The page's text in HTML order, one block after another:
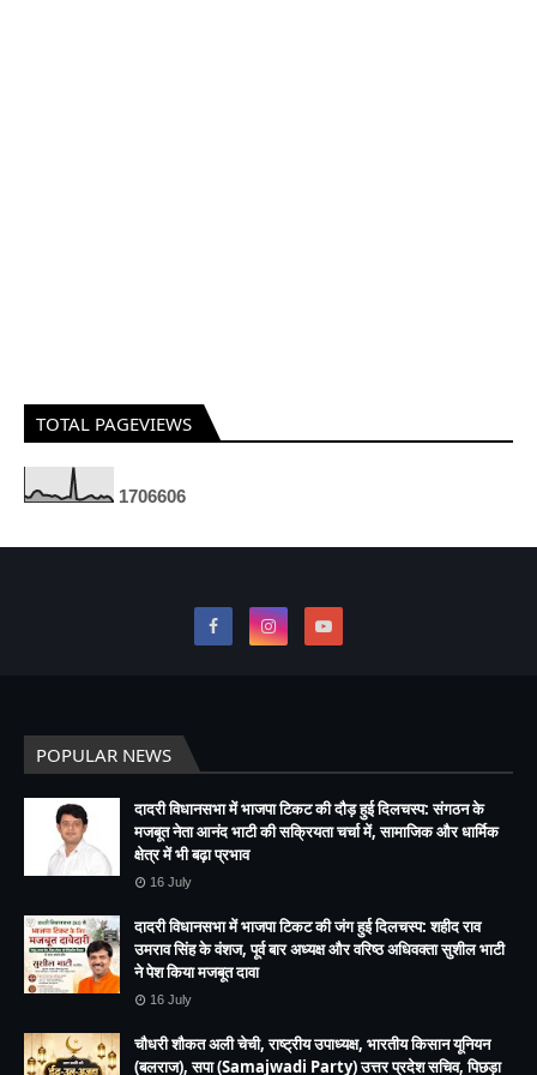
TOTAL PAGEVIEWS
1706606
POPULAR NEWS
दादरी विधानसभा में भाजपा टिकट की दौड़ हुई दिलचस्प: संगठन के
मजबूत नेता आनंद भाटी की सक्रियता चर्चा में, सामाजिक और धार्मिक
क्षेत्र में भी बढ़ा प्रभाव
16 July
दादरी विधानसभा में भाजपा टिकट की जंग हुई दिलचस्प: शहीद राव
उमराव सिंह के वंशज, पूर्व बार अध्यक्ष और वरिष्ठ अधिवक्ता सुशील भाटी
ने पेश किया मजबूत दावा
16 July
चौधरी शौकत अली चेची, राष्ट्रीय उपाध्यक्ष, भारतीय किसान यूनियन
(बलराज), सपा (Samajwadi Party) उत्तर प्रदेश सचिव, पिछड़ा